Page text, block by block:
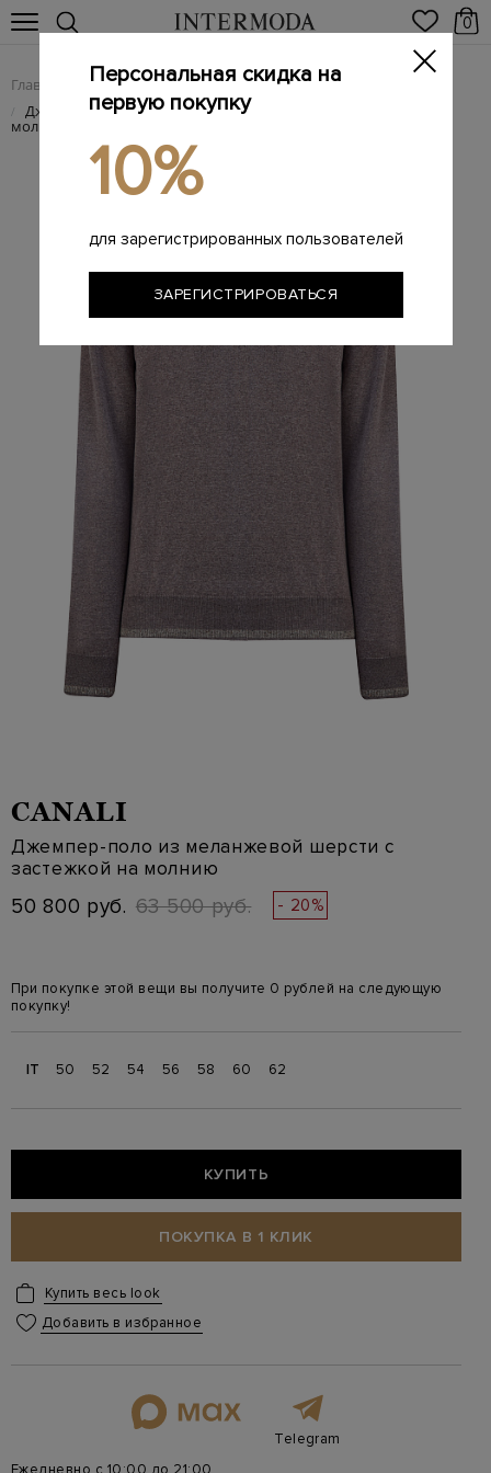
0
Главная Мужчинам / Одежда / Поло
/ Джемпер-поло из меланжевой шерсти с застежкой на
молнию
CANALI
Джемпер-поло из меланжевой шерсти с
застежкой на молнию
50 800 руб. 63 500 руб. - 20%
При покупке этой вещи вы получите 0 рублей на следующую
покупку!
IT 50 52 54 56 58 60 62
КУПИТЬ
ПОКУПКА В 1 КЛИК
Купить весь look
Добавить в избранное
Telegram
Персональная скидка на
первую покупку
10%
для зарегистрированных пользователей
ЗАРЕГИСТРИРОВАТЬСЯ